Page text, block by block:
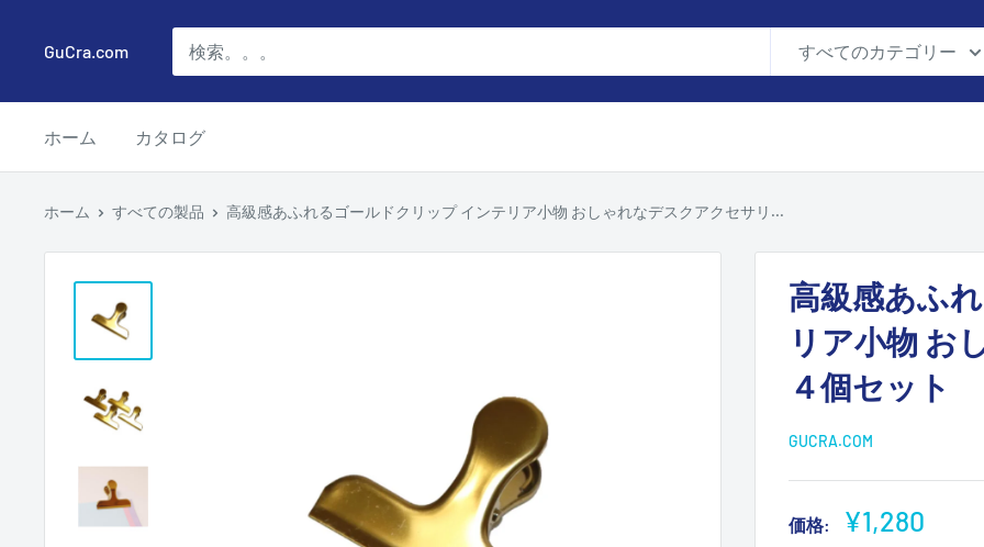
に
GuCra.com すべてのカテゴリー
ホーム カタログ
ホーム すべての製品 高級感あふれるゴールドクリップ インテリア小物 おしゃれなデスクアクセサリ...
高級感あふ
リア小物 お
４個セット
GUCRA.COM
価格:
販
¥1,280